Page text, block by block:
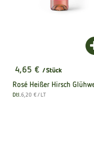
, Preis:
4,65 € / Stück
Rosé Heißer Hirsch
, Herkunft:
Dtl., Referenzpreis:
6,20 €/ LT